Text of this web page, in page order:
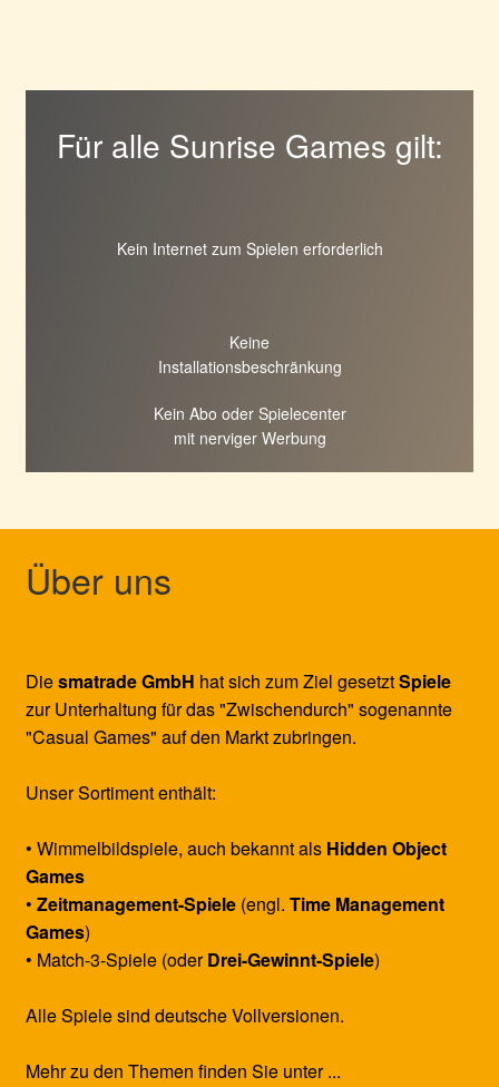
Für alle Sunrise Games gilt:
Kein Internet zum Spielen erforderlich
Keine
Installationsbeschränkung
Kein Abo oder Spielecenter
mit nerviger Werbung
Über uns
Diesmatrade GmbH hat sich zum Ziel gesetztSpiele
zur Unterhaltung für das "Zwischendurch" sogenannte
"Casual Games" auf den Markt zubringen.
Unser Sortiment enthält:
• Wimmelbildspiele, auch bekannt als Hidden Object
Games
• Zeitmanagement-Spiele(engl. Time Management
Games)
• Match-3-Spiele (oderDrei-Gewinnt-Spiele)
Alle Spiele sind deutsche Vollversionen.
Mehr zu den Themen finden Sie unter ...